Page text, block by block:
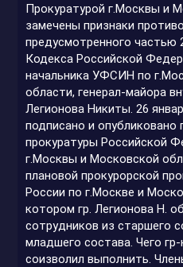
Прокуратурой г.Москвы и
замечены признаки
предусмотренного частью
Кодекса Российской
начальника УФСИН по
области, генерал-майора
Легионова Никиты. 26
подписано и опубликовано
прокуратуры Российской
г.Москвы и Московской
плановой прокурорской
России по г.Москве и
котором гр. Легионова Н.
сотрудников из старшего
младшего состава. Чего
соизволил выполнить.